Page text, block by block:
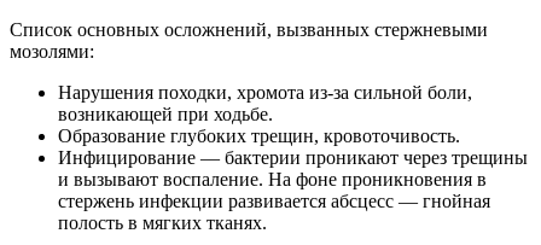
Список основных осложнений, вызванных стержневыми
мозолями:
Нарушения походки, хромота из-за сильной боли,
возникающей при ходьбе.
Образование глубоких трещин, кровоточивость.
Инфицирование — бактерии проникают через трещины
и вызывают воспаление. На фоне проникновения в
стержень инфекции развивается абсцесс — гнойная
полость в мягких тканях.